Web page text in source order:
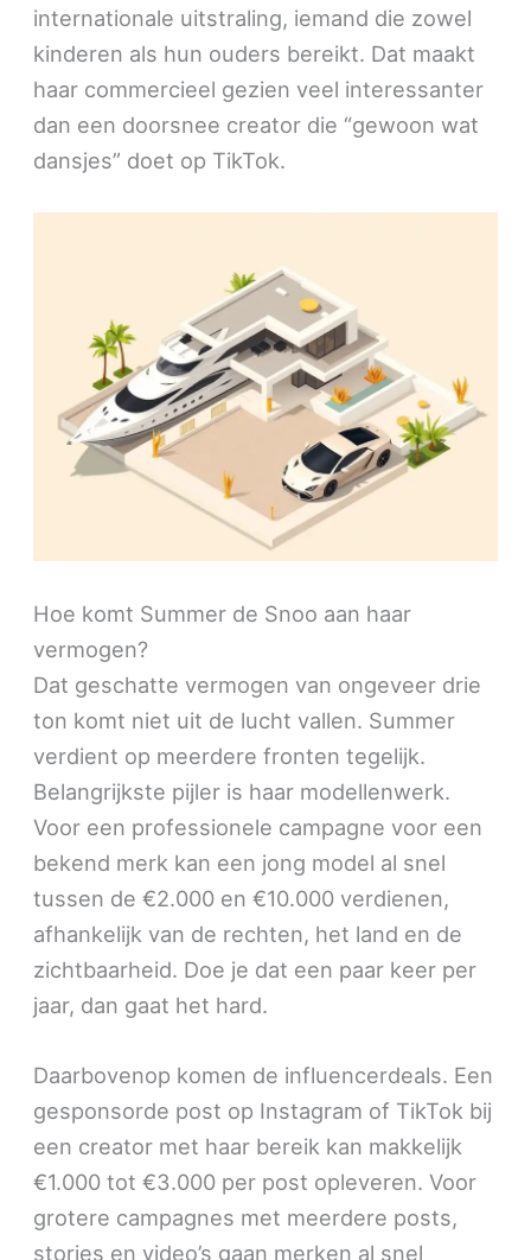
internationale uitstraling, iemand die zowel
kinderen als hun ouders bereikt. Dat maakt
haar commercieel gezien veel interessanter
dan een doorsnee creator die “gewoon wat
dansjes” doet op TikTok.
Hoe komt Summer de Snoo aan haar
vermogen?
Dat geschatte vermogen van ongeveer drie
ton komt niet uit de lucht vallen. Summer
verdient op meerdere fronten tegelijk.
Belangrijkste pijler is haar modellenwerk.
Voor een professionele campagne voor een
bekend merk kan een jong model al snel
tussen de €2.000 en €10.000 verdienen,
afhankelijk van de rechten, het land en de
zichtbaarheid. Doe je dat een paar keer per
jaar, dan gaat het hard.
Daarbovenop komen de influencerdeals. Een
gesponsorde post op Instagram of TikTok bij
een creator met haar bereik kan makkelijk
€1.000 tot €3.000 per post opleveren. Voor
grotere campagnes met meerdere posts,
stories en video’s gaan merken al snel